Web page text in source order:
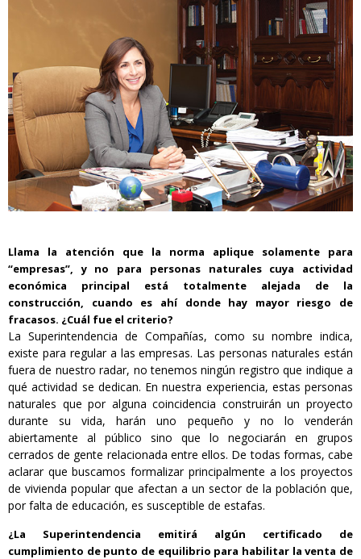
Llama la atención que la norma aplique solamente para
“empresas”, y no para personas naturales cuya actividad
económica principal está totalmente alejada de la
construcción, cuando es ahí donde hay mayor riesgo de
fracasos. ¿Cuál fue el criterio?
La Superintendencia de Compañías, como su nombre indica,
existe para regular a las empresas. Las personas naturales están
fuera de nuestro radar, no tenemos ningún registro que indique a
qué actividad se dedican. En nuestra experiencia, estas personas
naturales que por alguna coincidencia construirán un proyecto
durante su vida, harán uno pequeño y no lo venderán
abiertamente al público sino que lo negociarán en grupos
cerrados de gente relacionada entre ellos. De todas formas, cabe
aclarar que buscamos formalizar principalmente a los proyectos
de vivienda popular que afectan a un sector de la población que,
por falta de educación, es susceptible de estafas.
¿La Superintendencia emitirá algún certificado de
cumplimiento de punto de equilibrio para habilitar la venta de